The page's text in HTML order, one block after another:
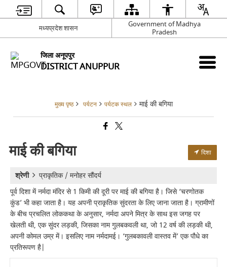
मध्यप्रदेश शासन
Government of Madhya
Pradesh
जिला अनूपपुर
DISTRICT ANUPPUR
मुख्य पृष्ठ पर्यटन पर्यटक स्थल माई की बगिया
माई की बगिया दिशा
श्रेणी
प्राकृतिक / मनोहर सौंदर्य
पूर्व दिशा में नर्मदा मंदिर से 1 किमी की दूरी पर माई की बगिया है। जिसे ‘चरणोतक
कुंड’ भी कहा जाता है। यह अपनी प्राकृतिक सुंदरता के लिए जाना जाता है। ग्रामीणों
के बीच प्रचलित लोककथा के अनुसार, नर्मदा अपने मित्र के साथ इस जगह पर
खेलती थी, एक सुंदर लड़की, जिसका नाम गुलबकवली था, जो 12 वर्ष की लड़की थी,
अपनी कोमल उम्र में। इसलिए नाम नर्मदामई। ‘गुलबकावली वास्तव में’ एक पौधे का
प्रतिरूपण है|